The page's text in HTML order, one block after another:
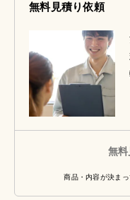
無料見積り依頼
無
商品・内容が決ま